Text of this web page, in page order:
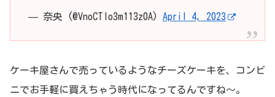
— 奈央 (@VnoCTlo3m113z0A) April 4, 2023
ケーキ屋さんで売っているようなチーズケーキを、コンビ
ニでお手軽に買えちゃう時代になってるんですね～。